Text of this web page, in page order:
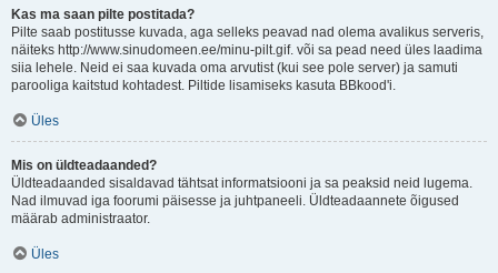
Kas ma saan pilte postitada?
Pilte saab postitusse kuvada, aga selleks peavad nad olema avalikus serveris,
näiteks http://www.sinudomeen.ee/minu-pilt.gif. või sa pead need üles laadima
siia lehele. Neid ei saa kuvada oma arvutist (kui see pole server) ja samuti
parooliga kaitstud kohtadest. Piltide lisamiseks kasuta BBkood'i.
Üles
Mis on üldteadaanded?
Üldteadaanded sisaldavad tähtsat informatsiooni ja sa peaksid neid lugema.
Nad ilmuvad iga foorumi päisesse ja juhtpaneeli. Üldteadaannete õigused
määrab administraator.
Üles